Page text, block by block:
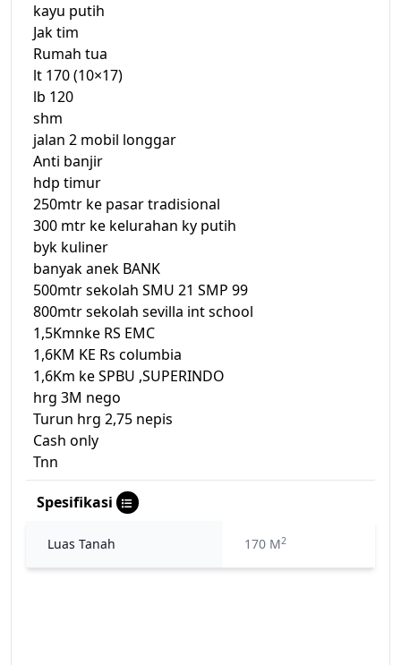
kayu putih
Jak tim
Rumah tua
lt 170 (10×17)
lb 120
shm
jalan 2 mobil longgar
Anti banjir
hdp timur
250mtr ke pasar tradisional
300 mtr ke kelurahan ky putih
byk kuliner
banyak anek BANK
500mtr sekolah SMU 21 SMP 99
800mtr sekolah sevilla int school
1,5Kmnke RS EMC
1,6KM KE Rs columbia
1,6Km ke SPBU ,SUPERINDO
hrg 3M nego
Turun hrg 2,75 nepis
Cash only
Tnn
Spesifikasi
Luas Tanah 170 M2